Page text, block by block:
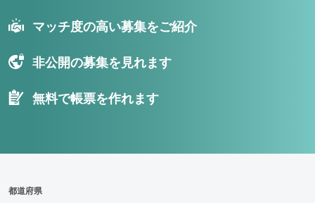
マッチ度の高い募集をご紹介
非公開の募集を見れます
無料で帳票を作れます
都道府県